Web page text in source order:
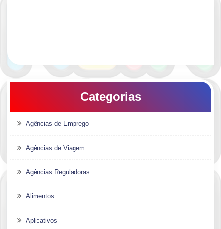
Categorias
Agências de Emprego
Agências de Viagem
Agências Reguladoras
Alimentos
Aplicativos